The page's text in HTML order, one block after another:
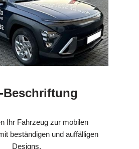
Beschriftung
Ihr Fahrzeug zur mobilen
beständigen und auffälligen
Designs.